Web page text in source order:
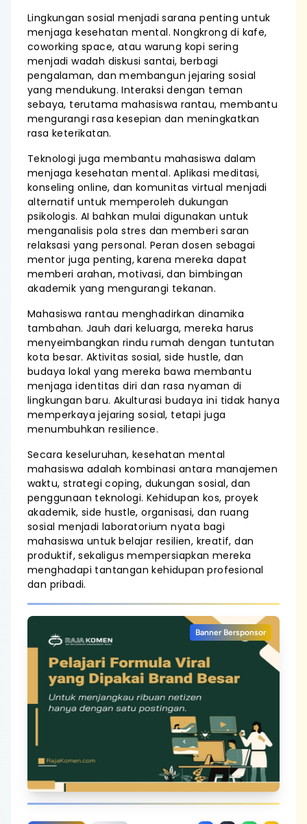
Lingkungan sosial menjadi sarana penting untuk
menjaga kesehatan mental. Nongkrong di kafe,
coworking space, atau warung kopi sering
menjadi wadah diskusi santai, berbagi
pengalaman, dan membangun jejaring sosial
yang mendukung. Interaksi dengan teman
sebaya, terutama mahasiswa rantau, membantu
mengurangi rasa kesepian dan meningkatkan
rasa keterikatan.
Teknologi juga membantu mahasiswa dalam
menjaga kesehatan mental. Aplikasi meditasi,
konseling online, dan komunitas virtual menjadi
alternatif untuk memperoleh dukungan
psikologis. AI bahkan mulai digunakan untuk
menganalisis pola stres dan memberi saran
relaksasi yang personal. Peran dosen sebagai
mentor juga penting, karena mereka dapat
memberi arahan, motivasi, dan bimbingan
akademik yang mengurangi tekanan.
Mahasiswa rantau menghadirkan dinamika
tambahan. Jauh dari keluarga, mereka harus
menyeimbangkan rindu rumah dengan tuntutan
kota besar. Aktivitas sosial, side hustle, dan
budaya lokal yang mereka bawa membantu
menjaga identitas diri dan rasa nyaman di
lingkungan baru. Akulturasi budaya ini tidak hanya
memperkaya jejaring sosial, tetapi juga
menumbuhkan resilience.
Secara keseluruhan, kesehatan mental
mahasiswa adalah kombinasi antara manajemen
waktu, strategi coping, dukungan sosial, dan
penggunaan teknologi. Kehidupan kos, proyek
akademik, side hustle, organisasi, dan ruang
sosial menjadi laboratorium nyata bagi
mahasiswa untuk belajar resilien, kreatif, dan
produktif, sekaligus mempersiapkan mereka
menghadapi tantangan kehidupan profesional
dan pribadi.
Banner Bersponsor